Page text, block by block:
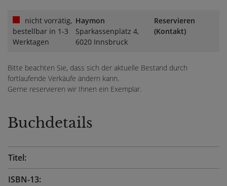
nicht vorrätig,
bestellbar in 1-3
Werktagen
Haymon
Sparkassenplatz 4,
6020 Innsbruck
Reservieren
(Kontakt)
Bitte beachten Sie, dass sich der aktuelle Bestand durch
fortlaufende Verkäufe ändern kann.
Gerne reservieren wir Ihnen ein Exemplar.
Buchdetails
Titel:
ISBN-13: